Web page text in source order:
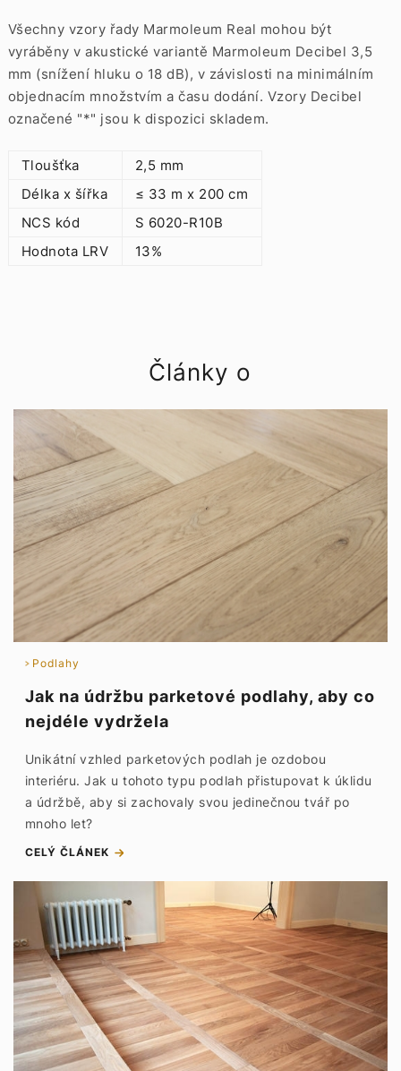
Všechny vzory řady Marmoleum Real mohou být
vyráběny v akustické variantě Marmoleum Decibel 3,5
mm (snížení hluku o 18 dB), v závislosti na minimálním
objednacím množstvím a času dodání. Vzory Decibel
označené "*" jsou k dispozici skladem.
Tloušťka
2,5 mm
Délka x šířka
≤ 33 m x 200 cm
NCS kód
S 6020-R10B
Hodnota LRV
13%
Články o
Podlahy
Jak na údržbu parketové podlahy, aby co
nejdéle vydržela
Unikátní vzhled parketových podlah je ozdobou
interiéru. Jak u tohoto typu podlah přistupovat k úklidu
a údržbě, aby si zachovaly svou jedinečnou tvář po
mnoho let?
CELÝ ČLÁNEK